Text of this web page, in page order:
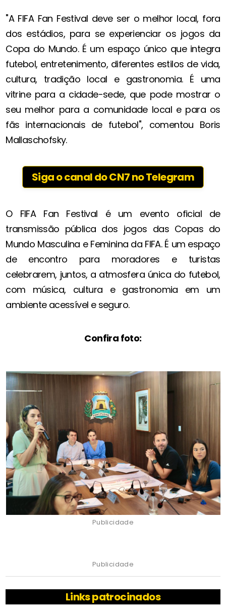
"A FIFA Fan Festival deve ser o melhor local, fora
dos estádios, para se experienciar os jogos da
Copa do Mundo. É um espaço único que integra
futebol, entretenimento, diferentes estilos de vida,
cultura, tradição local e gastronomia. É uma
vitrine para a cidade-sede, que pode mostrar o
seu melhor para a comunidade local e para os
fãs internacionais de futebol", comentou Boris
Mallaschofsky.
Siga o canal do CN7 no Telegram
O FIFA Fan Festival é um evento oficial de
transmissão pública dos jogos das Copas do
Mundo Masculina e Feminina da FIFA. É um espaço
de encontro para moradores e turistas
celebrarem, juntos, a atmosfera única do futebol,
com música, cultura e gastronomia em um
ambiente acessível e seguro.
Confira foto:
Publicidade
Publicidade
Links patrocinados